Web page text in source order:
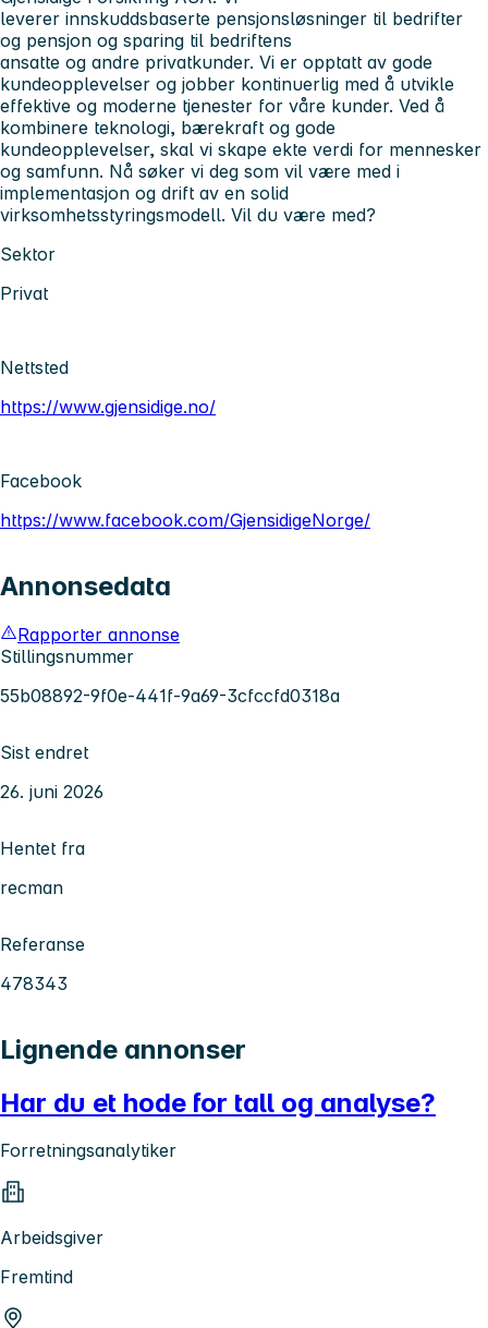
leverer innskuddsbaserte pensjonsløsninger til bedrifter
og pensjon og sparing til bedriftens
ansatte og andre privatkunder. Vi er opptatt av gode
kundeopplevelser og jobber kontinuerlig med å utvikle
effektive og moderne tjenester for våre kunder. Ved å
kombinere teknologi, bærekraft og gode
kundeopplevelser, skal vi skape ekte verdi for mennesker
og samfunn. Nå søker vi deg som vil være med i
implementasjon og drift av en solid
virksomhetsstyringsmodell. Vil du være med?
Sektor
Privat
Nettsted
https://www.gjensidige.no/
Facebook
https://www.facebook.com/GjensidigeNorge/
Annonsedata
Rapporter annonse
Stillingsnummer
55b08892-9f0e-441f-9a69-3cfccfd0318a
Sist endret
26. juni 2026
Hentet fra
recman
Referanse
478343
Lignende annonser
Har du et hode for tall og analyse?
Forretningsanalytiker
Arbeidsgiver
Fremtind